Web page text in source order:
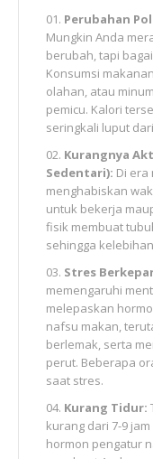
Perubahan
Mungkin Anda
berubah, tapi
Konsumsi
olahan, atau
pemicu. Kalori
seringkali luput
Kurangnya
Sedentari): Di era
menghabiskan
untuk bekerja
fisik membuat
sehingga
Stres
memengaruhi
melepaskan
nafsu makan,
berlemak, serta
perut. Beberapa
saat stres.
Kurang Tidur:
kurang dari 7-9
hormon pengatur